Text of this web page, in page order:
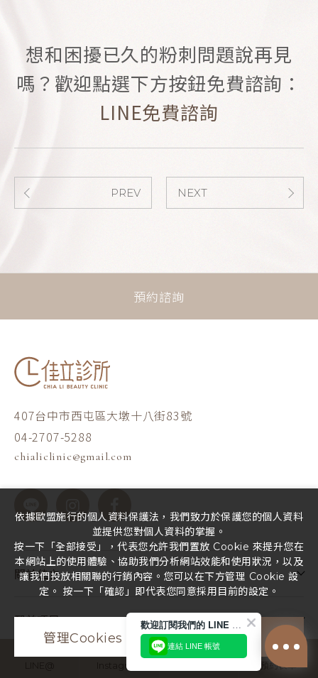
想和困擾已久的粉刺問題說再見
嗎？歡迎點選下方按鈕免費諮詢：
LINE免費諮詢
PREV NEXT
預約諮詢
407台中市西屯區大墩十八街83號
04-2707-5288
chialiclinic@gmail.com
關於佳立
醫美項目
Instagram 預約表單
依據歐盟施行的個人資料保護法，我們致力於保護您的個人資料
並提供您對個人資料的掌握。
按一下「全部接受」，代表您允許我們置放 Cookie 來提升您在
本網站上的使用體驗、協助我們分析網站效能和使用狀況，以及
讓我們投放相關聯的行銷內容。您可以在下方管理 Cookie 設
定。 按一下「確認」即代表您同意採用目前的設定。
管理Cookies 全部接受
歡迎訂閱我們的 LINE 官方帳號
連結 LINE 帳號